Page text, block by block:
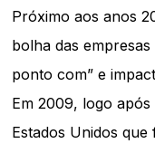
Próximo aos anos
bolha das
ponto com” e
Em 2009, logo
Estados Unidos